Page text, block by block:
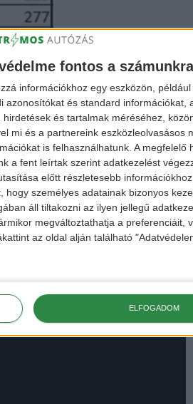
fontos a számunkra
információkhoz egy eszközön,
és standard információkat,
és tartalmak méréséhez,
mi és a partnereink eszközleolvasásos
is felhasználhatunk. A megfelelő
a fent leírtak szerint adatkezelést
előtt részletesebb
hogy személyes adatainak bizonyos
áll tiltakozni az ilyen jellegű
megváltoztathatja a preferenciáit,
az oldal alján található
ELFOGADOM